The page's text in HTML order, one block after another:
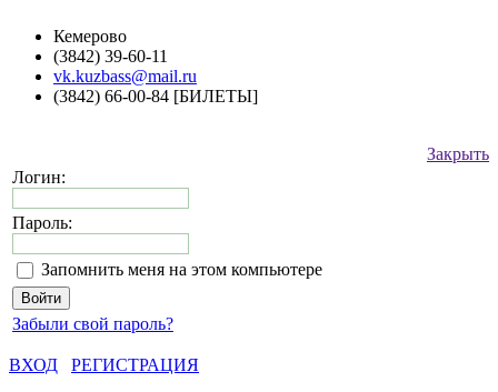
Кемерово
(3842) 39-60-11
vk.kuzbass@mail.ru
(3842) 66-00-84 [БИЛЕТЫ]
Закрыть
Логин:
Пароль:
Запомнить меня на этом компьютере
Забыли свой пароль?
ВХОД
РЕГИСТРАЦИЯ